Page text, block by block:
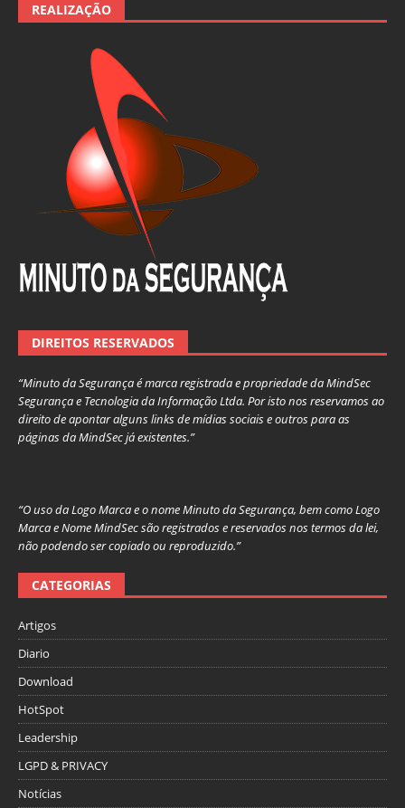
REALIZAÇÃO
DIREITOS RESERVADOS
“Minuto da Segurança é marca registrada e propriedade da MindSec
Segurança e Tecnologia da Informação Ltda. Por isto nos reservamos ao
direito de apontar alguns links de mídias sociais e outros para as
páginas da MindSec já existentes.”
“O uso da Logo Marca e o nome Minuto da Segurança, bem como Logo
Marca e Nome MindSec são registrados e reservados nos termos da lei,
não podendo ser copiado ou reproduzido.”
CATEGORIAS
Artigos
Diario
Download
HotSpot
Leadership
LGPD & PRIVACY
Notícias